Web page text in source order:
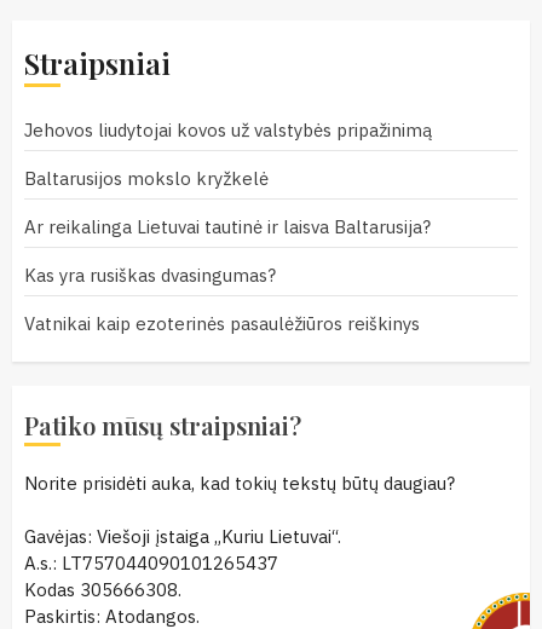
Straipsniai
Jehovos liudytojai kovos už valstybės pripažinimą
Baltarusijos mokslo kryžkelė
Ar reikalinga Lietuvai tautinė ir laisva Baltarusija?
Kas yra rusiškas dvasingumas?
Vatnikai kaip ezoterinės pasaulėžiūros reiškinys
Patiko mūsų straipsniai?
Norite prisidėti auka, kad tokių tekstų būtų daugiau?
Gavėjas: Viešoji įstaiga „Kuriu Lietuvai“.
A.s.: LT757044090101265437
Kodas 305666308.
Paskirtis: Atodangos.